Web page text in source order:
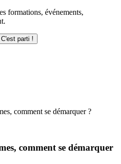
formations, événements,
C'est parti !
comment se démarquer ?
comment se démarquer